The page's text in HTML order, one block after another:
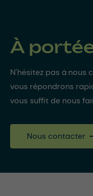
À
N'hésitez pas à nous
vous répondrons
vous suffit de nous
Nous contacter